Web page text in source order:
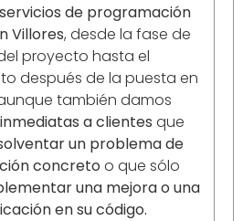
servicios de programación
Villores, desde la fase de
proyecto hasta el
después de la puesta en
también damos
a clientes que
un problema de
concreto o que sólo
una mejora o una
en su código.